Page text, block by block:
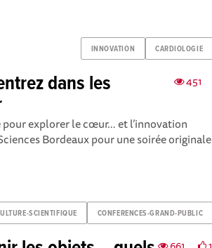
INNOVATION CARDIOLOGIE
451
dans les
pour explorer le cœur… et l’innovation
Bordeaux pour une soirée originale
SCIENTIFIQUE CONFERENCES-GRAND-PUBLIC